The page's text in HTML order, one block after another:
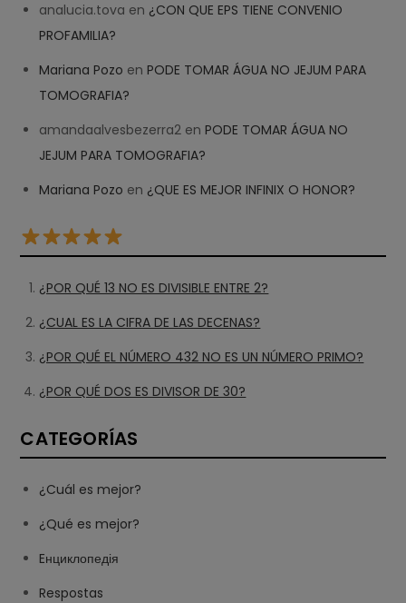
analucia.tova en ¿CON QUE EPS TIENE CONVENIO
PROFAMILIA?
Mariana Pozo enPODE TOMAR ÁGUA NO JEJUM PARA
TOMOGRAFIA?
amandaalvesbezerra2 enPODE TOMAR ÁGUA NO
JEJUM PARA TOMOGRAFIA?
Mariana Pozo en ¿QUE ES MEJOR INFINIX O HONOR?
¿POR QUÉ 13 NO ES DIVISIBLE ENTRE 2?
¿CUAL ES LA CIFRA DE LAS DECENAS?
¿POR QUÉ EL NÚMERO 432 NO ES UN NÚMERO PRIMO?
¿POR QUÉ DOS ES DIVISOR DE 30?
CATEGORÍAS
¿Cuál es mejor?
¿Qué es mejor?
Eнциклопедія
Respostas